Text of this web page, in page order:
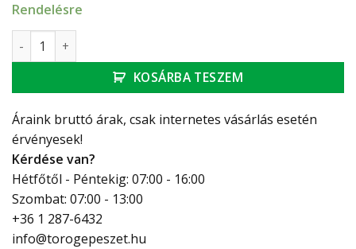
Rendelésre
Grundfos MAGNA3 40-80 F keringető szivattyú mennyiség
KOSÁRBA TESZEM
Áraink bruttó árak, csak internetes vásárlás esetén
érvényesek!
Kérdése van?
Hétfőtől - Péntekig: 07:00 - 16:00
Szombat: 07:00 - 13:00
+36 1 287-6432
info@torogepeszet.hu